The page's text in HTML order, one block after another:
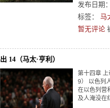
发布日期
标签： 马
暂无评论
出 14（马太·亨利）
第十四章
9） 以色列
在以色列营
及人淹没在